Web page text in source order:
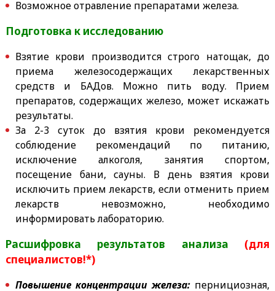
Возможное отравление препаратами железа.
Подготовка к исследованию
Взятие крови производится строго натощак, до
приема железосодержащих лекарственных
средств и БАДов. Можно пить воду. Прием
препаратов, содержащих железо, может искажать
результаты.
За 2-3 суток до взятия крови рекомендуется
соблюдение рекомендаций по питанию,
исключение алкоголя, занятия спортом,
посещение бани, сауны. В день взятия крови
исключить прием лекарств, если отменить прием
лекарств невозможно, необходимо
информировать лабораторию.
Расшифровка результатов анализа (для
специалистов!*)
Повышение концентрации железа: пернициозная,